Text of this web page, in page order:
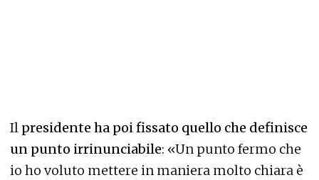
Il presidente ha poi fissato quello che definisce
un punto irrinunciabile: «Un punto fermo che
io ho voluto mettere in maniera molto chiara è